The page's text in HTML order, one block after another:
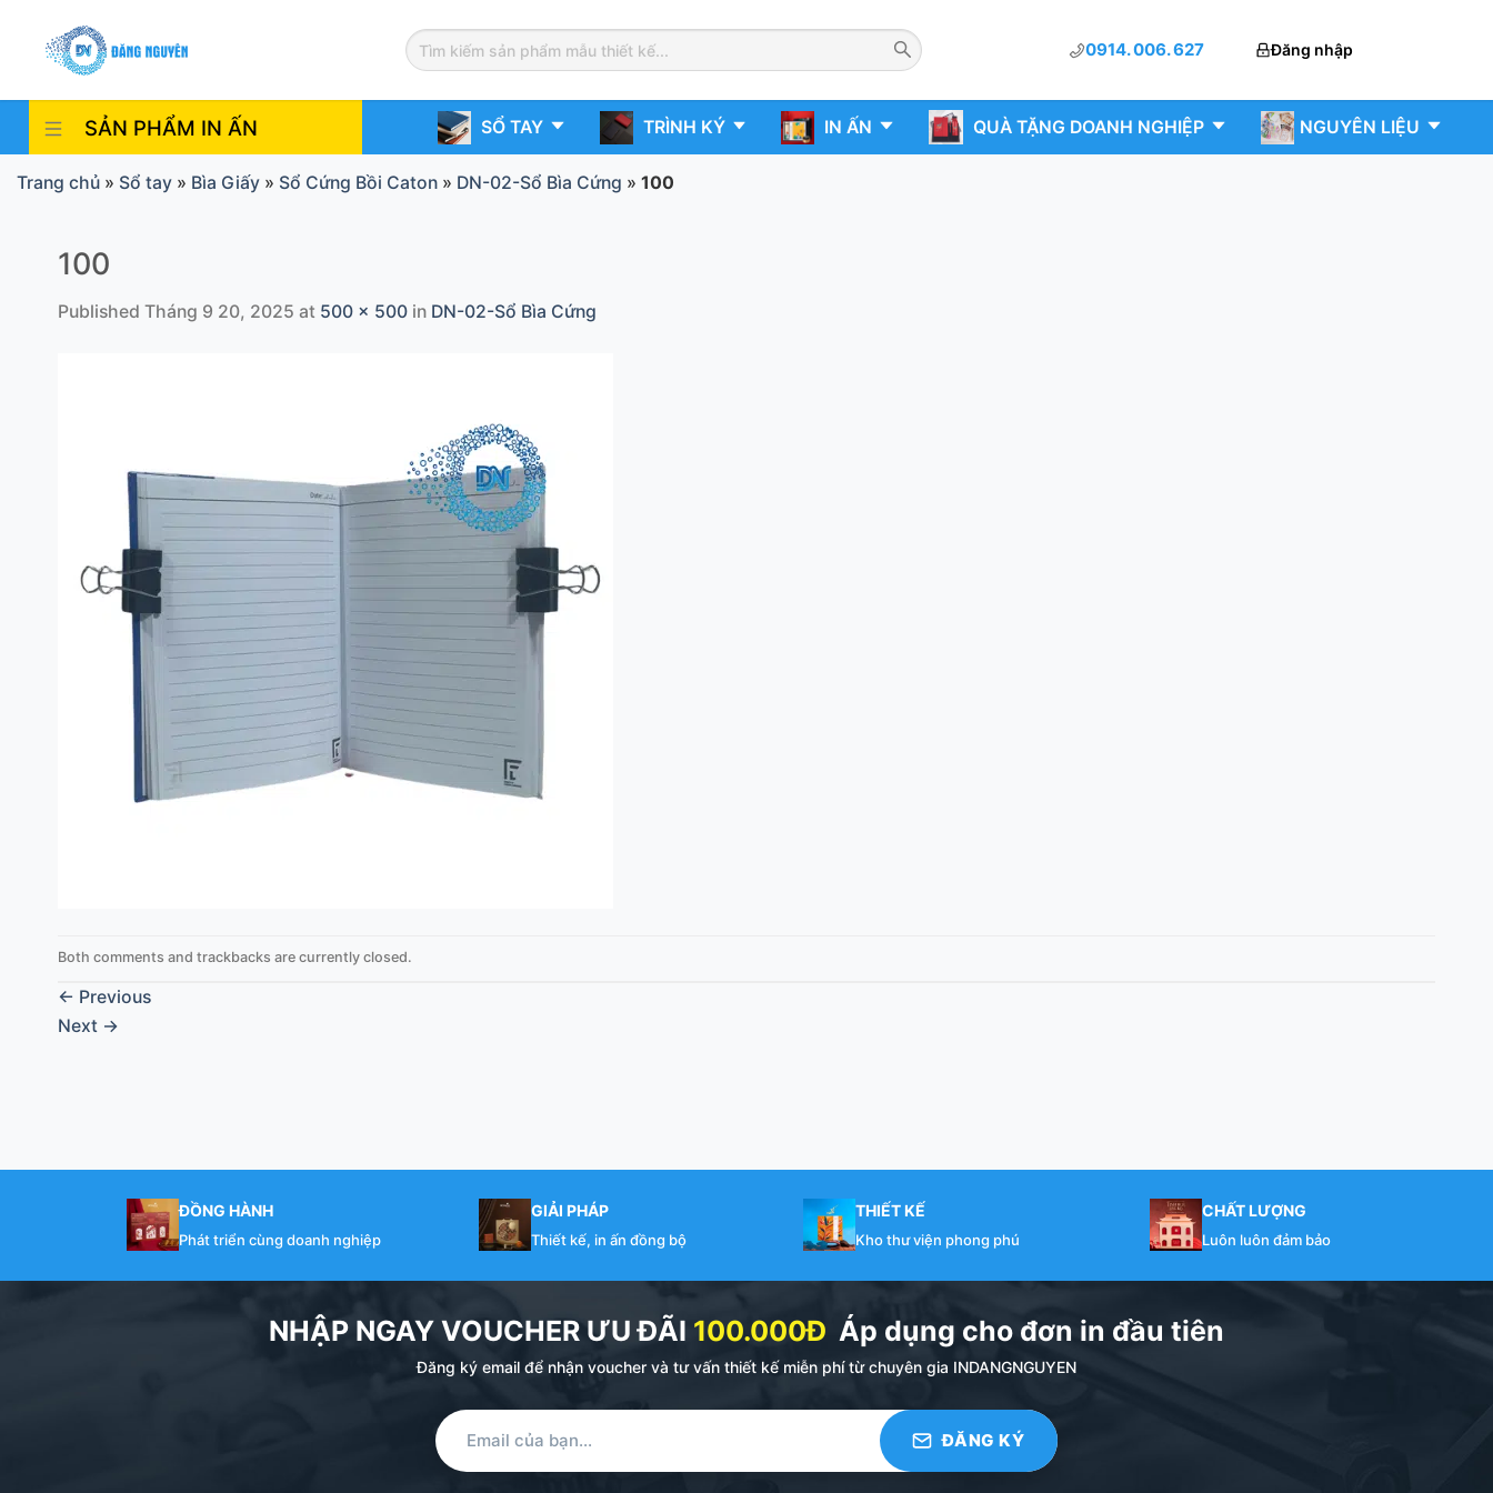
content
0914. 006. 627 Đăng nhập
SẢN PHẨM IN ẤN SỔ TAY TRÌNH KÝ IN ẤN QUÀ TẶNG DOANH NGHIỆP NGUYÊN LIỆU
Trang chủ » Sổ tay » Bìa Giấy » Sổ Cứng Bồi Caton » DN-02-Sổ Bìa Cứng » 100
100
Published Tháng 9 20, 2025 at 500 × 500 in DN-02-Sổ Bìa Cứng
Both comments and trackbacks are currently closed.
← Previous
Next →
ĐỒNG HÀNH
Phát triển cùng doanh nghiệp
GIẢI PHÁP
Thiết kế, in ấn đồng bộ
THIẾT KẾ
Kho thư viện phong phú
CHẤT LƯỢNG
Luôn luôn đảm bảo
NHẬP NGAY VOUCHER ƯU ĐÃI 100.000Đ Áp dụng cho đơn in đầu tiên
Đăng ký email để nhận voucher và tư vấn thiết kế miễn phí từ chuyên gia INDANGNGUYEN